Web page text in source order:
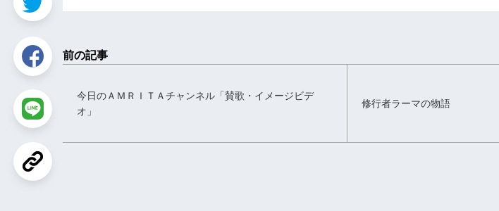
前の記事
今日のＡＭＲＩＴＡチャンネル「賛歌・イメージビデ
オ」
修行者ラーマの物語